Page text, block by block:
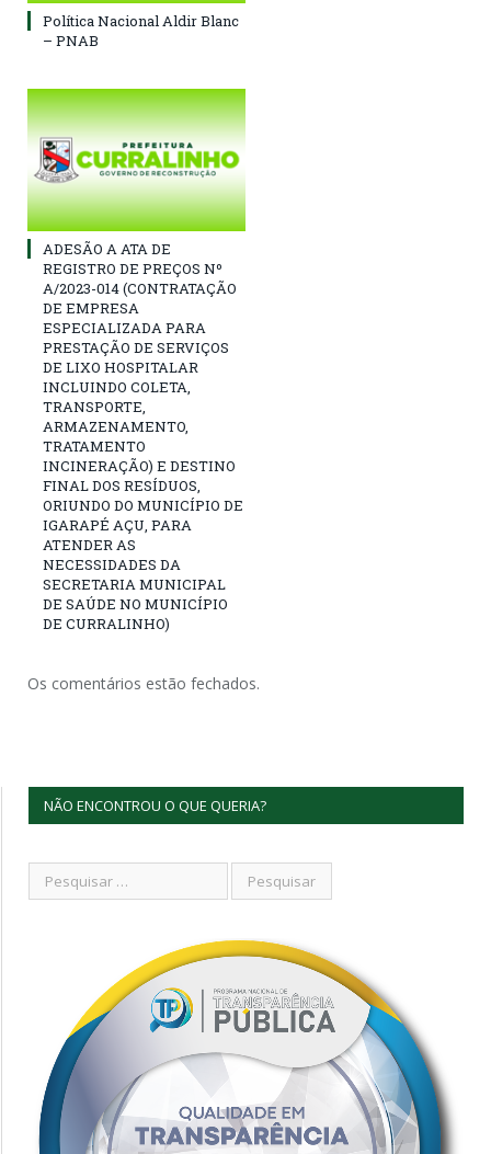
Política Nacional Aldir Blanc
– PNAB
ADESÃO A ATA DE
REGISTRO DE PREÇOS Nº
A/2023-014 (CONTRATAÇÃO
DE EMPRESA
ESPECIALIZADA PARA
PRESTAÇÃO DE SERVIÇOS
DE LIXO HOSPITALAR
INCLUINDO COLETA,
TRANSPORTE,
ARMAZENAMENTO,
TRATAMENTO
INCINERAÇÃO) E DESTINO
FINAL DOS RESÍDUOS,
ORIUNDO DO MUNICÍPIO DE
IGARAPÉ AÇU, PARA
ATENDER AS
NECESSIDADES DA
SECRETARIA MUNICIPAL
DE SAÚDE NO MUNICÍPIO
DE CURRALINHO)
Os comentários estão fechados.
NÃO ENCONTROU O QUE QUERIA?